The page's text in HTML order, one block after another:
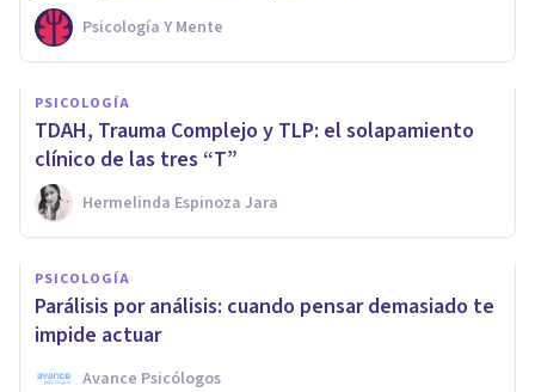
Psicología Y Mente
PSICOLOGÍA
TDAH, Trauma Complejo y TLP: el solapamiento
clínico de las tres “T”
Hermelinda Espinoza Jara
PSICOLOGÍA
Parálisis por análisis: cuando pensar demasiado te
impide actuar
Avance Psicólogos